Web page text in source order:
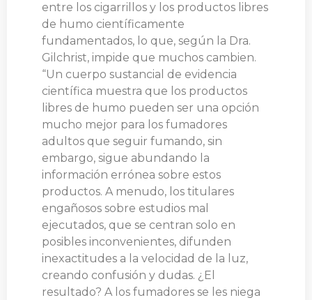
entre los cigarrillos y los productos libres
de humo científicamente
fundamentados, lo que, según la Dra.
Gilchrist, impide que muchos cambien.
“Un cuerpo sustancial de evidencia
científica muestra que los productos
libres de humo pueden ser una opción
mucho mejor para los fumadores
adultos que seguir fumando, sin
embargo, sigue abundando la
información errónea sobre estos
productos. A menudo, los titulares
engañosos sobre estudios mal
ejecutados, que se centran solo en
posibles inconvenientes, difunden
inexactitudes a la velocidad de la luz,
creando confusión y dudas. ¿El
resultado? A los fumadores se les niega